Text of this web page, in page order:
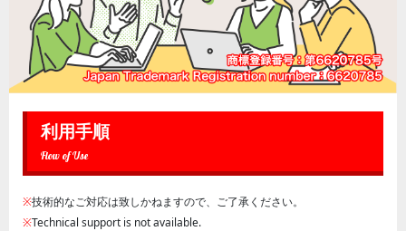
利用手順
Flow of Use
※技術的なご対応は致しかねますので、ご了承ください。
※Technical support is not available.